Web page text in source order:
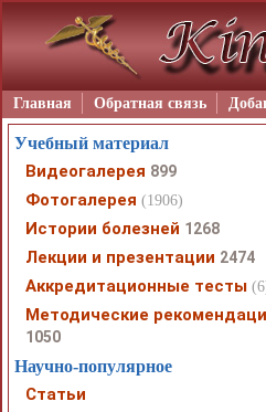
Главная Обратная связь
Учебный материал
Видеогалерея 899
Фотогалерея (1906)
Истории болезней 1268
Лекции и презентации 2474
Аккредитационные тесты
Методические
1050
Научно-популярное
Статьи